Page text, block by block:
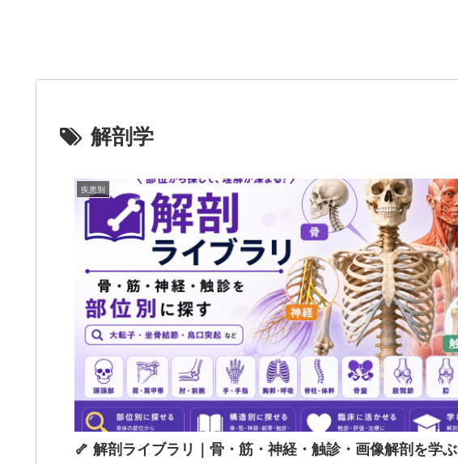
解剖学
疾患別
🦴 解剖ライブラリ｜骨・筋・神経・触診・画像解剖を学ぶ